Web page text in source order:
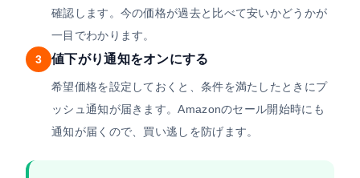
確認します。今の価格が過去と比べて安いかどうかが
一目でわかります。
3 値下がり通知をオンにする
希望価格を設定しておくと、条件を満たしたときにプ
ッシュ通知が届きます。Amazonのセール開始時にも
通知が届くので、買い逃しを防げます。